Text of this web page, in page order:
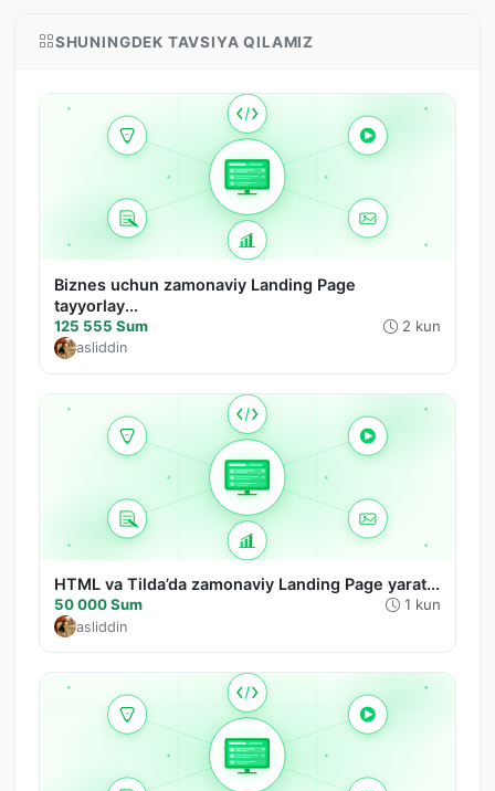
SHUNINGDEK TAVSIYA QILAMIZ
Biznes uchun zamonaviy Landing Page
tayyorlay...
125 555 Sum 2 kun
asliddin
HTML va Tilda’da zamonaviy Landing Page yarat...
50 000 Sum 1 kun
asliddin